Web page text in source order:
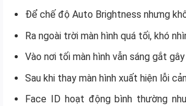
Để chế độ Auto Brightness nhưng
Ra ngoài trời màn hình quá tối, khó
Vào nơi tối màn hình vẫn sáng gắt
Sau khi thay màn hình xuất hiện lỗi
Face ID hoạt động bình thường